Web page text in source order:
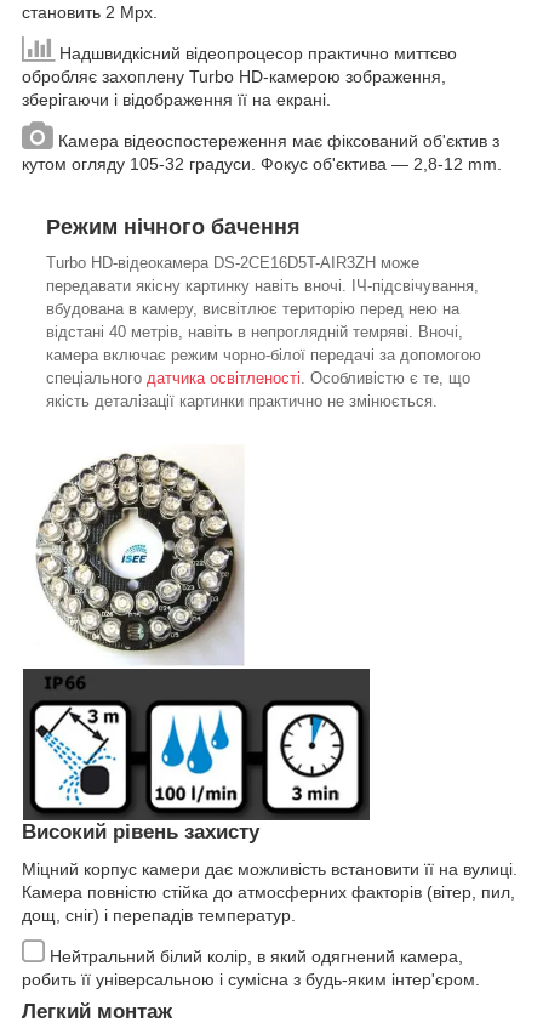
становить 2 Mpx.
Надшвидкісний відеопроцесор практично миттєво
обробляє захоплену Turbo HD-камерою зображення,
зберігаючи і відображення її на екрані.
Камера відеоспостереження має фіксований об'єктив з
кутом огляду 105-32 градуси. Фокус об'єктива — 2,8-12 mm.
Режим нічного бачення
Turbo HD-відеокамера DS-2CE16D5T-AIR3ZH може
передавати якісну картинку навіть вночі. ІЧ-підсвічування,
вбудована в камеру, висвітлює територію перед нею на
відстані 40 метрів, навіть в непроглядній темряві. Вночі,
камера включає режим чорно-білої передачі за допомогою
спеціального датчика освітленості . Особливістю є те, що
якість деталізації картинки практично не змінюється.
Високий рівень захисту
Міцний корпус камери дає можливість встановити її на вулиці.
Камера повністю стійка до атмосферних факторів (вітер, пил,
дощ, сніг) і перепадів температур.
Нейтральний білий колір, в який одягнений камера,
робить її універсальною і сумісна з будь-яким інтер'єром.
Легкий монтаж